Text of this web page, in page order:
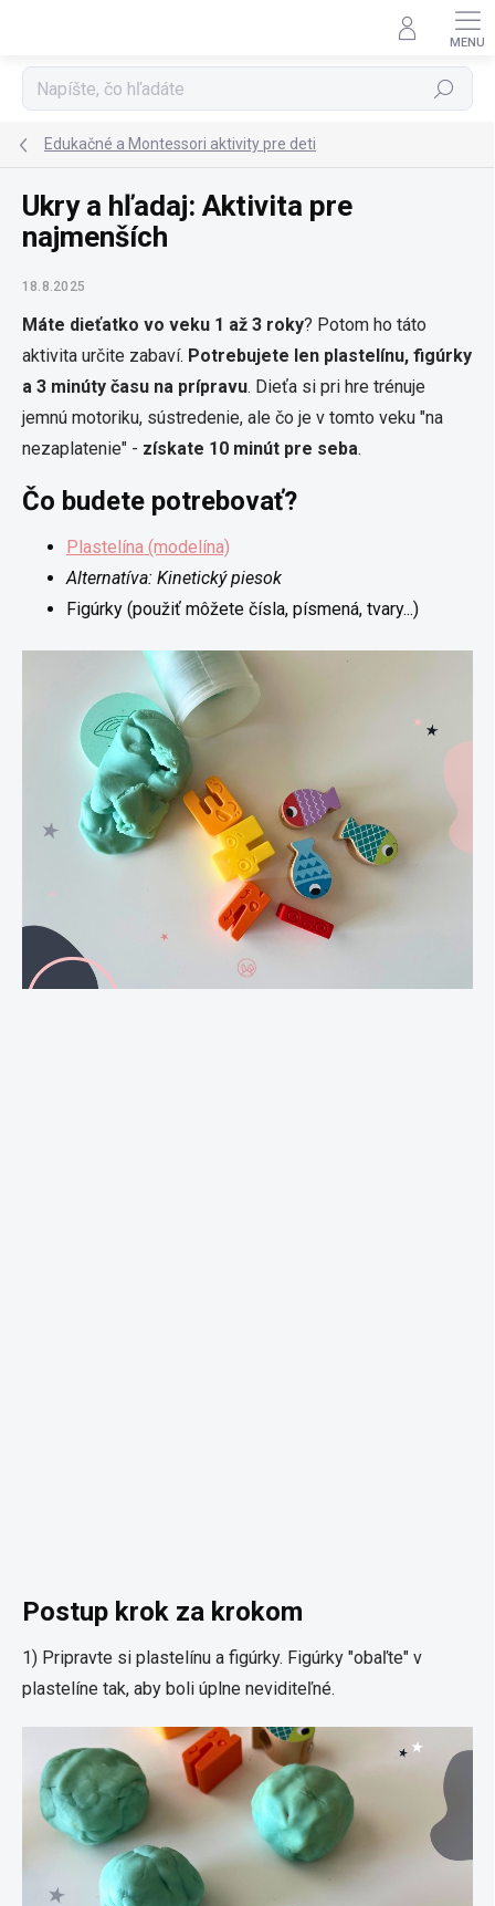
Hľadať
Edukačné a Montessori aktivity pre deti
Ukry a hľadaj: Aktivita pre
najmenších
18.8.2025
Máte dieťatko vo veku 1 až 3 roky? Potom ho táto
aktivita určite zabaví. Potrebujete len plastelínu, figúrky
a 3 minúty času na prípravu. Dieťa si pri hre trénuje
jemnú motoriku, sústredenie, ale čo je v tomto veku "na
nezaplatenie" - získate 10 minút pre seba.
Čo budete potrebovať?
Plastelína (modelína)
Alternatíva: Kinetický piesok
Figúrky (použiť môžete čísla, písmená, tvary...)
Postup krok za krokom
1) Pripravte si plastelínu a figúrky. Figúrky "obaľte" v
plastelíne tak, aby boli úplne neviditeľné.